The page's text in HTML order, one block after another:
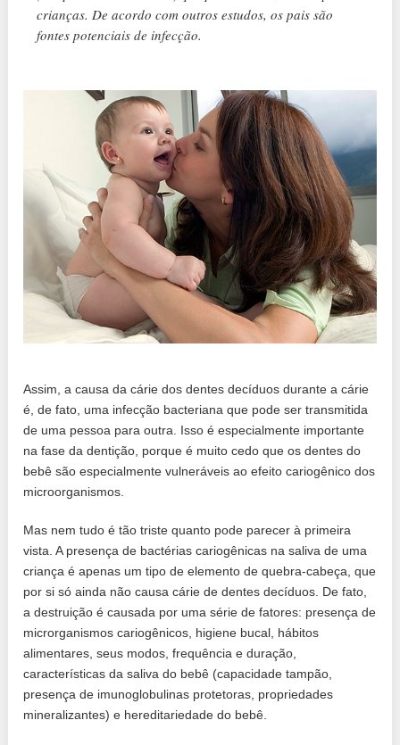
crianças. De acordo com outros estudos, os pais são
fontes potenciais de infecção.
Assim, a causa da cárie dos dentes decíduos durante a cárie
é, de fato, uma infecção bacteriana que pode ser transmitida
de uma pessoa para outra. Isso é especialmente importante
na fase da dentição, porque é muito cedo que os dentes do
bebê são especialmente vulneráveis ​​ao efeito cariogênico dos
microorganismos.
Mas nem tudo é tão triste quanto pode parecer à primeira
vista. A presença de bactérias cariogênicas na saliva de uma
criança é apenas um tipo de elemento de quebra-cabeça, que
por si só ainda não causa cárie de dentes decíduos. De fato,
a destruição é causada por uma série de fatores: presença de
microrganismos cariogênicos, higiene bucal, hábitos
alimentares, seus modos, frequência e duração,
características da saliva do bebê (capacidade tampão,
presença de imunoglobulinas protetoras, propriedades
mineralizantes) e hereditariedade do bebê.